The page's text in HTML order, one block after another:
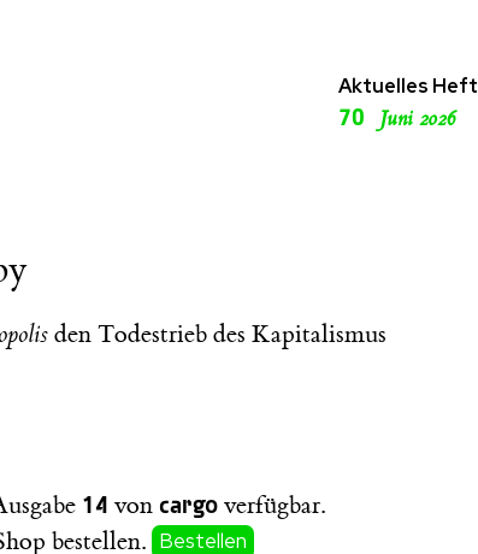
Aktuelles Heft
70 Juni 2026
den Todestrieb des Kapitalismus
14 von cargo verfügbar.
bestellen. Bestellen